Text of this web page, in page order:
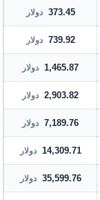
373.45 دولار
739.92 دولار
1,465.87 دولار
2,903.82 دولار
7,189.76 دولار
14,309.71 دولار
35,599.76 دولار